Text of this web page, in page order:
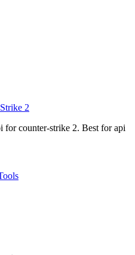
2
for counter-strike 2. Best for api